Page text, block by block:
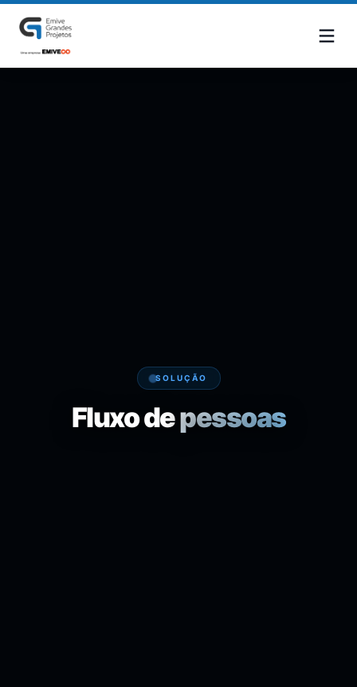
SOLUÇÃO
Fluxo depessoas